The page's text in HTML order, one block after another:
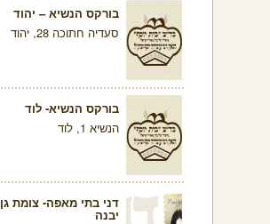
בורקס הנשיא – יהוד
סעדיה חתוכה 28, יהוד
בורקס הנשיא- לוד
הנשיא 1, לוד
דני בתי מאפה- צומת גן
יבנה